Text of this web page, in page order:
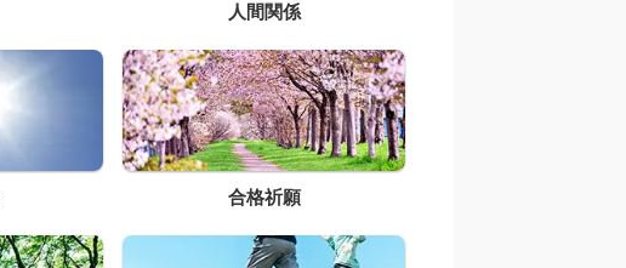
人間関係
合格祈願